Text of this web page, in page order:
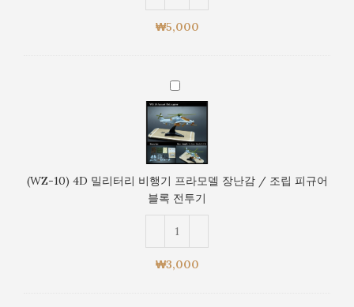
블
록
기
프
라
장
난
감
/
조
립
피
어
블
록
₩5,000
(WZ-
10)
4D
밀
리
리
비
프
라
(WZ-10) 4D 밀리터리 비행기 프라모델 장난감 / 조립 피규어
블록 전투기
₩3,000